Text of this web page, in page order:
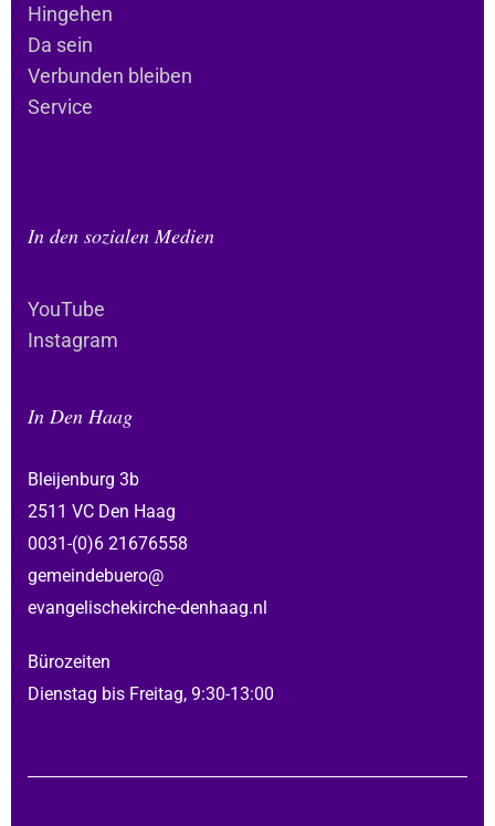
Hingehen
Da sein
Verbunden bleiben
Service
In den sozialen Medien
YouTube
Instagram
In Den Haag
Bleijenburg 3b
2511 VC Den Haag
0031-(0)6 21676558
gemeindebuero@
evangelischekirche-denhaag.nl
Bürozeiten
Dienstag bis Freitag, 9:30-13:00